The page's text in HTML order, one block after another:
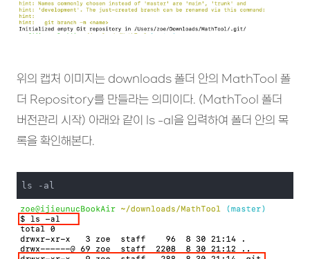
위의 캡처 이미지는 downloads 폴더 안의 MathTool 폴
더 Repository를 만들라는 의미이다. (MathTool 폴더
버전관리 시작) 아래와 같이 ls -al을 입력하여 폴더 안의 목
록을 확인해본다.
ls -al